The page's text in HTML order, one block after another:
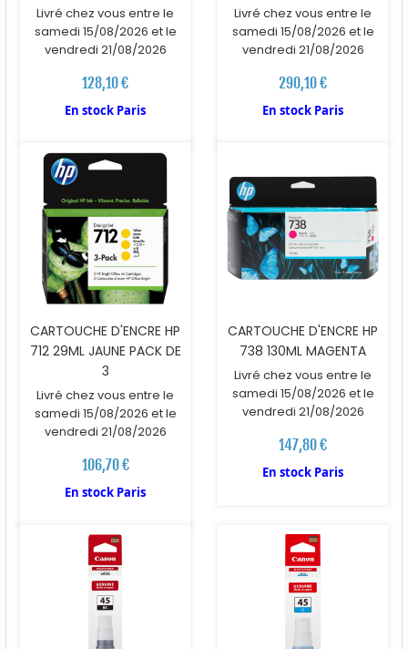
Livré chez vous entre le
samedi 15/08/2026 et le
vendredi 21/08/2026
128,10 €
En stock Paris
Livré chez vous entre le
samedi 15/08/2026 et le
vendredi 21/08/2026
290,10 €
En stock Paris
CARTOUCHE D'ENCRE HP
712 29ML JAUNE PACK DE
3
Livré chez vous entre le
samedi 15/08/2026 et le
vendredi 21/08/2026
106,70 €
En stock Paris
CARTOUCHE D'ENCRE HP
738 130ML MAGENTA
Livré chez vous entre le
samedi 15/08/2026 et le
vendredi 21/08/2026
147,80 €
En stock Paris